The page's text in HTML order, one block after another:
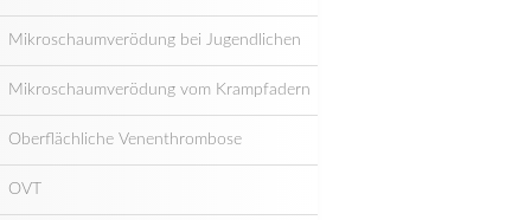
Mikroschaumverödung bei Jugendlichen
Mikroschaumverödung vom Krampfadern
Oberflächliche Venenthrombose
OVT